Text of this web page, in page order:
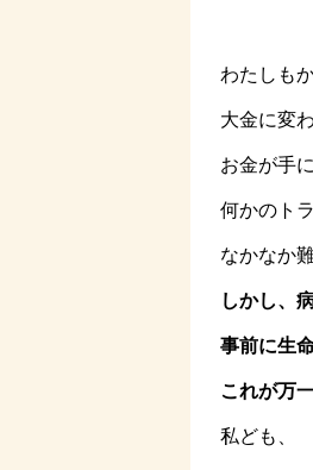
わたしも
大金に変
お金が手
何かのト
なかなか
しかし、
事前に生
これが万
私ども、